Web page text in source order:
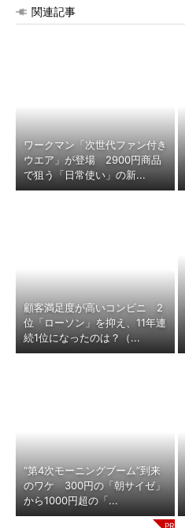
関連記事
ワークマン「次世代ファン付き
ウエア」が登場 2900円商品
で狙う「日常使い」の新...
顧客満足度が高いコンビニ 2
位「ローソン」を抑え、11年連
続1位になったのは？（...
“第4次モーニングブーム”到来
のワケ 300円の「朝サイゼ」
から1000円超の「...